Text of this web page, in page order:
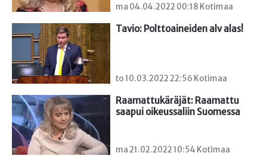
ma 04.04.2022 00:18 Kotimaa
Tavio: Polttoaineiden alv alas!
to 10.03.2022 22:56 Kotimaa
Raamattukäräjät: Raamattu
saapui oikeussaliin Suomessa
ma 21.02.2022 10:54 Kotimaa